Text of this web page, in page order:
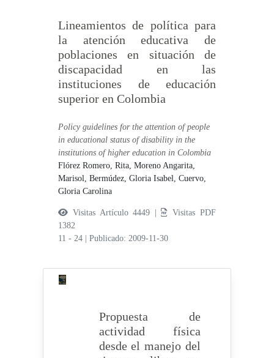
Lineamientos de política para
la atención educativa de
poblaciones en situación de
discapacidad en las
instituciones de educación
superior en Colombia
Policy guidelines for the attention of people
in educational status of disability in the
institutions of higher education in Colombia
Flórez Romero, Rita,Moreno Angarita,
Marisol,Bermúdez, Gloria Isabel,Cuervo,
Gloria Carolina
Visitas Artículo 4449 |
Visitas PDF
1382
11 - 24
|Publicado: 2009-11-30
Propuesta de
actividad física
desde el manejo del